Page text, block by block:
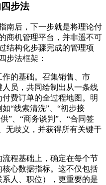
步法
南后，下一步就是将理论付
商机管理平台，并非遥不可
结构化步骤完成的管理项
步法框架：
作的基础。召集销售、市
员，共同绘制出从一条线
费订单的全过程地图。明
“线索清洗”、“初步接
”、“商务谈判”、“合同签
无歧义，并获得所有关键干
流程基础上，确定在每个节
心数据指标。这不仅包括
人、职位），更重要的是